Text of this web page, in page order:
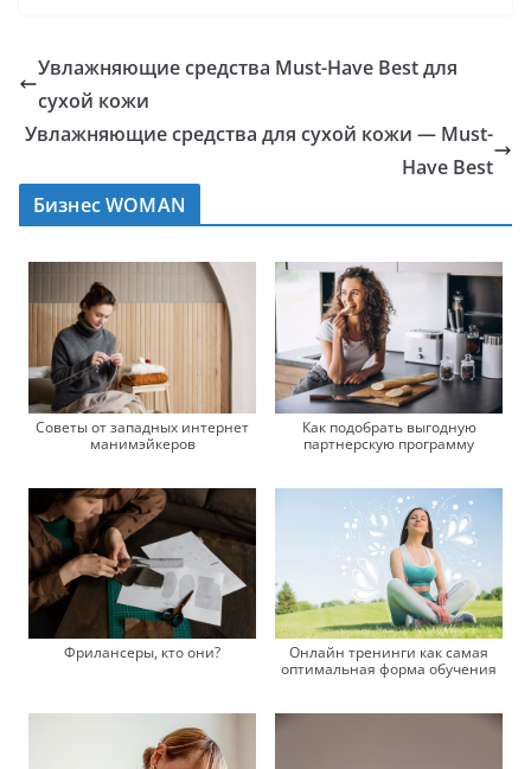
Увлажняющие средства Must-Have Best для
сухой кожи
Увлажняющие средства для сухой кожи — Must-
Have Best
Бизнес WOMAN
Советы от западных интернет
манимэйкеров
Как подобрать выгодную
партнерскую программу
Фрилансеры, кто они?
Онлайн тренинги как самая
оптимальная форма обучения